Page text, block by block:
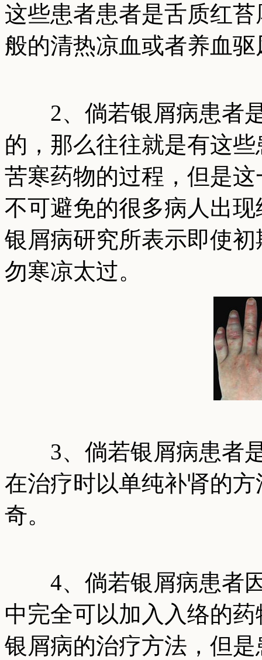
这些患者患者是舌质红
般的清热凉血或者养血
2、倘若银屑病患者是
的，那么往往就是有这
苦寒药物的过程，但是
不可避免的很多病人出
银屑病研究所表示即使
勿寒凉太过。
3、倘若银屑病患者是
在治疗时以单纯补肾的
奇。
4、倘若银屑病患者因
中完全可以加入入络的
银屑病的治疗方法，但